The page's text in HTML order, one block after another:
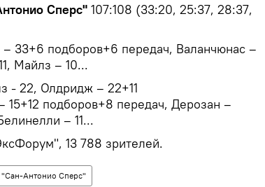
Сперс" 107:108 (33:20, 25:37, 28:37,
– 33+6 подборов+6 передач, Валанчюнас –
Майлз – 10...
- 22, Олдридж – 22+11
15+12 подборов+8 передач, Дерозан –
– 11...
13 788 зрителей.
"Сан-Антонио Сперс"